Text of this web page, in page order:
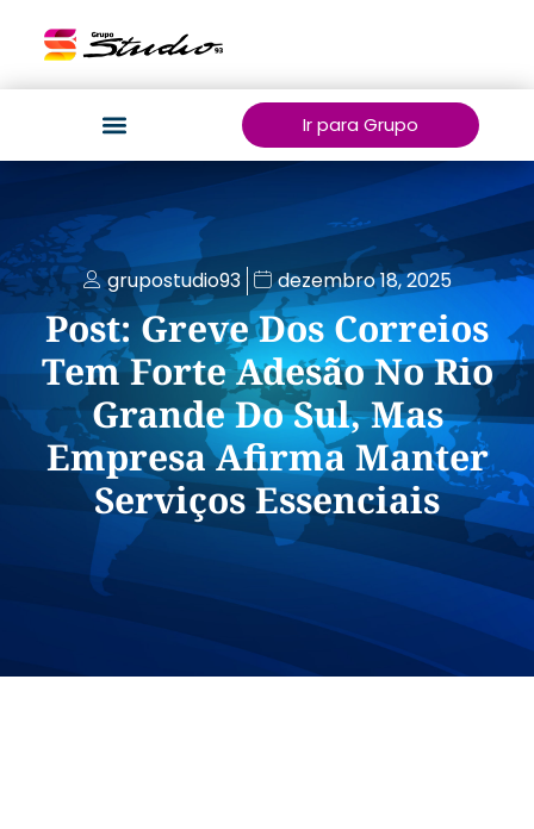
Ir para Grupo
grupostudio93 dezembro 18, 2025
Post: Greve Dos Correios
Tem Forte Adesão No Rio
Grande Do Sul, Mas
Empresa Afirma Manter
Serviços Essenciais